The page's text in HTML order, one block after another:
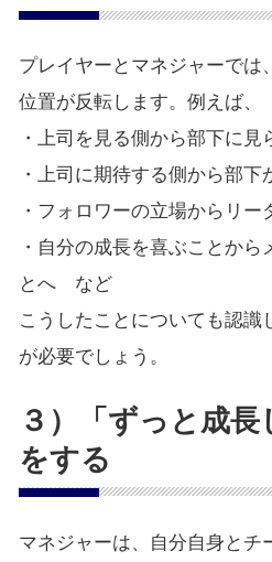
プレイヤーとマネジャーでは
位置が反転します。例えば、
・上司を見る側から部下に見
・上司に期待する側から部
・フォロワーの立場からリー
・自分の成長を喜ぶことから
とへ など
こうしたことについても認識
が必要でしょう。
３）「ずっと成
をする
マネジャーは、自分自身とチ